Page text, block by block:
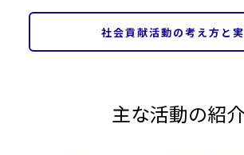
社会貢献活動の考え方と
主な活動の紹